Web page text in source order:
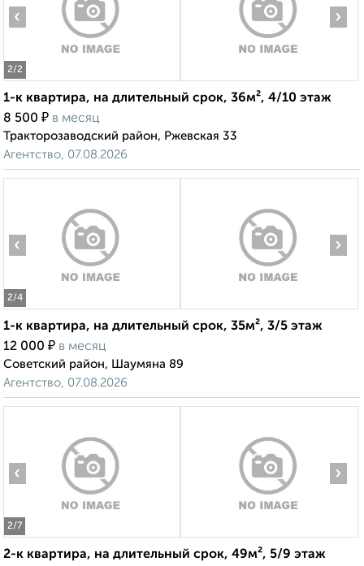
2/2
‹ ›
1-к квартира, на длительный срок, 36м², 4/10 этаж
8 500 ₽ в месяц
Тракторозаводский район, Ржевская 33
Агентство, 07.08.2026
2/4
‹ ›
1-к квартира, на длительный срок, 35м², 3/5 этаж
12 000 ₽ в месяц
Советский район, Шаумяна 89
Агентство, 07.08.2026
2/7
‹ ›
2-к квартира, на длительный срок, 49м², 5/9 этаж